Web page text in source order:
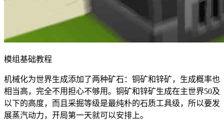
模组基础教程
机械化为世界生成添加了两种矿石：铜矿和锌矿，生成概率也
相当高，完全不用担心不够用。铜矿和锌矿生成在主世界50及
以下的高度，而且采掘等级是最纯朴的石质工具级，所以要发
展蒸汽动力，开局第一天就可以安排上。